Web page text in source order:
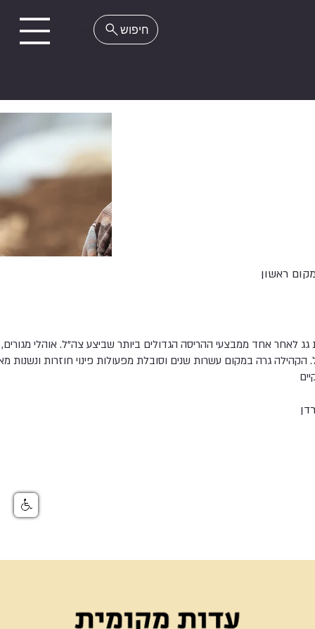
ראשון
גג לאחר אחד ממבצעי ההריסה הגדולים ביותר שביצע צה"ל. אוהלי מגורים,
הקהילה גרה במקום עשרות שנים וסובלת מפעולות פינוי חוזרות